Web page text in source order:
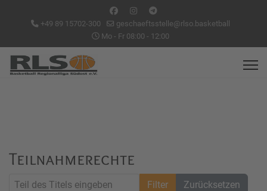
+49 89 15702-300
geschaeftsstelle@rlso.basketball
Mo - Fr 08:00 - 12:00
Teilnahmerechte
Teil des Titels eingeben
Filter Zurücksetzen